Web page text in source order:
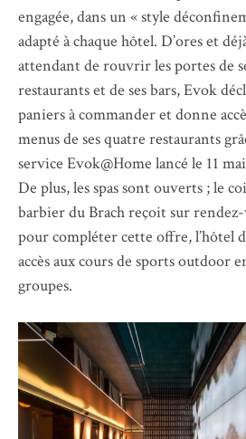
engagée, dans un « style
adapté à chaque hôtel. D’ores et
attendant de rouvrir les portes de
restaurants et de ses bars, Evok
paniers à commander et donne
menus de ses quatre restaurants
service Evok@Home lancé le 11
De plus, les spas sont ouverts ; le
barbier du Brach reçoit sur
pour compléter cette offre, l’hôtel
accès aux cours de sports outdoor
groupes.